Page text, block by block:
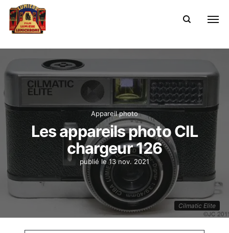
Appareil photo
Les appareils photo CIL
chargeur 126
publié le13 nov. 2021
Cilmatic Elite